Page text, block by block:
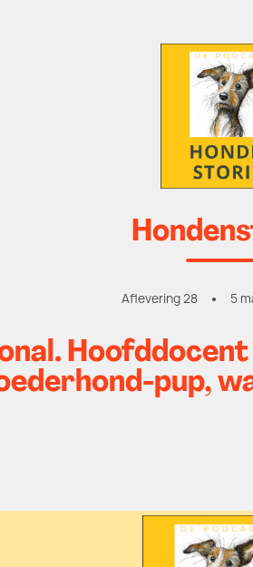
Aflevering 28 5
Hoofddocent
pup,